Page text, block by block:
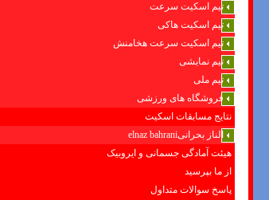
تیم اسکیت سرعت
تیم اسکیت هاکی
تیم اسکیت سرعت هخامنش
تیم نمایشی
تیم ملی
فروشگاه های ورزشی
نتایج مسابقات اسکیت
الناز بحرانیelnaz bahrani
هیئت آمادگی جسمانی و ایروبیک
از ما بپرسید
پاسخ سوالات متداول